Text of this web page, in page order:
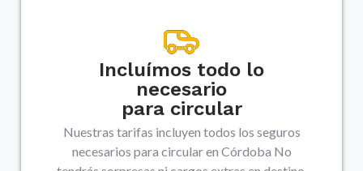
Incluímos todo lo
necesario
para circular
Nuestras tarifas incluyen todos los seguros
necesarios para circular en Córdoba No